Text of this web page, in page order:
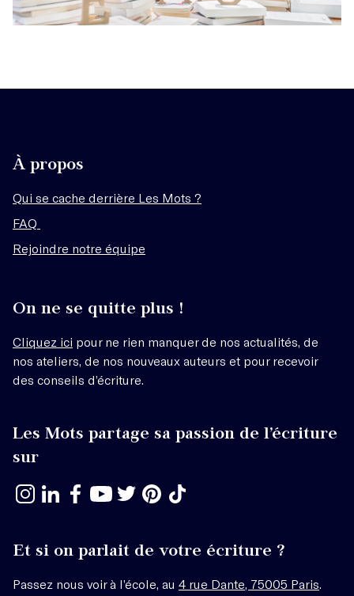
À propos
Qui se cache derrière Les Mots ?
FAQ
Rejoindre notre équipe
On ne se quitte plus !
Cliquez ici pour ne rien manquer de nos actualités, de
nos ateliers, de nos nouveaux auteurs et pour recevoir
des conseils d’écriture.
Les Mots partage sa passion de l’écriture
sur
Et si on parlait de votre écriture ?
Passez nous voir à l’école, au 4 rue Dante, 75005 Paris